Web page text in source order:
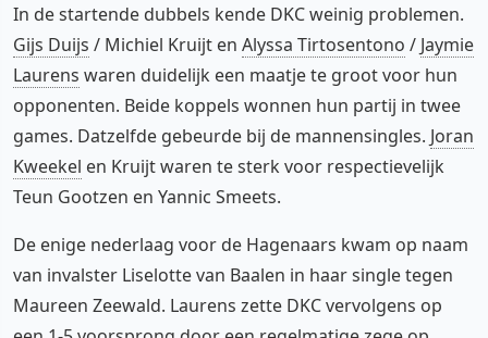
In de startende dubbels kende DKC weinig problemen.
Gijs Duijs / Michiel Kruijt en Alyssa Tirtosentono / Jaymie
Laurens waren duidelijk een maatje te groot voor hun
opponenten. Beide koppels wonnen hun partij in twee
games. Datzelfde gebeurde bij de mannensingles. Joran
Kweekel en Kruijt waren te sterk voor respectievelijk
Teun Gootzen en Yannic Smeets.
De enige nederlaag voor de Hagenaars kwam op naam
van invalster Liselotte van Baalen in haar single tegen
Maureen Zeewald. Laurens zette DKC vervolgens op